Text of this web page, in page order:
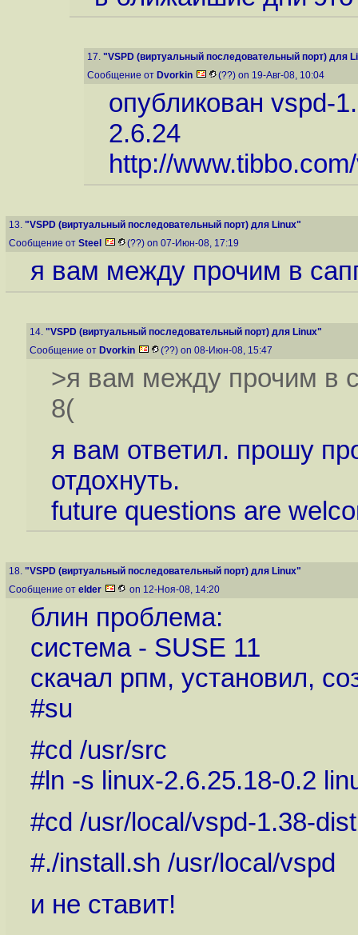
17. "VSPD (виртуальный последовательный порт) для
Сообщение от Dvorkin (??) on 19-Авг-08, 10:04
опубликован vspd-
2.6.24
http://
13. "VSPD (виртуальный последовательный порт) для Linux"
Сообщение от Steel (??) on 07-Июн-08, 17:19
я вам между прочим в
14. "VSPD (виртуальный последовательный порт) для Linux"
Сообщение от Dvorkin (??) on 08-Июн-08, 15:47
>я вам между прочим в
8(
я вам ответил. прошу
отдохнуть.
future questions are
18. "VSPD (виртуальный последовательный порт) для Linux"
Сообщение от elder on 12-Ноя-08, 14:20
блин проблема:
система - SUSE 11
скачал рпм, установил,
#su
#cd /usr/src
#ln -s linux-2.6.25.18-0.2
#cd /usr/local/vspd-1.38-dist
#./install.sh /usr/local/vspd
и не ставит!